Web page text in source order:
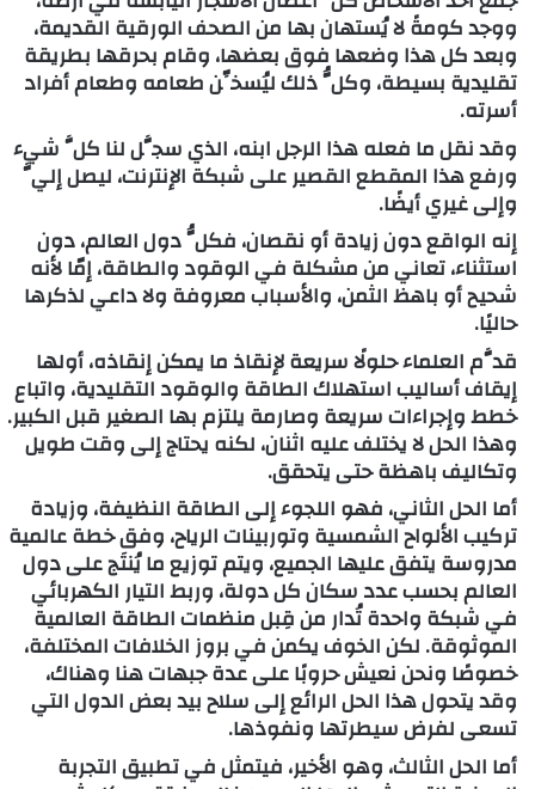
ووجد كومةً لا يُستهان بها من الصحف الورقية القديمة،
وبعد كل هذا وضعها فوق بعضها، وقام بحرقها بطريقة
تقليدية بسيطة، وكلُّ ذلك ليُسخِّن طعامه وطعام أفراد
أسرته.
وقد نقل ما فعله هذا الرجل ابنه، الذي سجَّل لنا كلَّ شيء
ورفع هذا المقطع القصير على شبكة الإنترنت، ليصل إليَّ
وإلى غيري أيضًا.
إنه الواقع دون زيادة أو نقصان، فكلُّ دول العالم، دون
استثناء، تعاني من مشكلة في الوقود والطاقة، إمّا لأنه
شحيح أو باهظ الثمن، والأسباب معروفة ولا داعي لذكرها
حاليًا.
قدَّم العلماء حلولًا سريعة لإنقاذ ما يمكن إنقاذه، أولها
إيقاف أساليب استهلاك الطاقة والوقود التقليدية، واتباع
خطط وإجراءات سريعة وصارمة يلتزم بها الصغير قبل الكبير.
وهذا الحل لا يختلف عليه اثنان، لكنه يحتاج إلى وقت طويل
وتكاليف باهظة حتى يتحقق.
أما الحل الثاني، فهو اللجوء إلى الطاقة النظيفة، وزيادة
تركيب الألواح الشمسية وتوربينات الرياح، وفق خطة عالمية
مدروسة يتفق عليها الجميع، ويتم توزيع ما يُنتَج على دول
العالم بحسب عدد سكان كل دولة، وربط التيار الكهربائي
في شبكة واحدة تُدار من قِبل منظمات الطاقة العالمية
الموثوقة. لكن الخوف يكمن في بروز الخلافات المختلفة،
خصوصًا ونحن نعيش حروبًا على عدة جبهات هنا وهناك،
وقد يتحول هذا الحل الرائع إلى سلاح بيد بعض الدول التي
تسعى لفرض سيطرتها ونفوذها.
أما الحل الثالث، وهو الأخير، فيتمثل في تطبيق التجربة